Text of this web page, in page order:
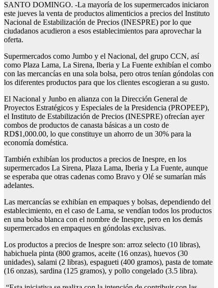
SANTO DOMINGO. -La mayoría de los supermercados iniciaron
este jueves la venta de productos alimenticios a precios del Instituto
Nacional de Estabilización de Precios (INESPRE) por lo que
ciudadanos acudieron a esos establecimientos para aprovechar la
oferta.
Supermercados como Jumbo y el Nacional, del grupo CCN, así
como Plaza Lama, La Sirena, Iberia y La Fuente exhibían el combo
con las mercancías en una sola bolsa, pero otros tenían góndolas con
los diferentes productos para que los clientes escogieran a su gusto.
El Nacional y Junbo en alianza con la Dirección General de
Proyectos Estratégicos y Especiales de la Presidencia (PROPEEP),
el Instituto de Estabilización de Precios (INESPRE) ofrecían ayer
combos de productos de canasta básicas a un costo de
RD$1,000.00, lo que constituye un ahorro de un 30% para la
economía doméstica.
También exhibían los productos a precios de Inespre, en los
supermercados La Sirena, Plaza Lama, Iberia y La Fuente, aunque
se esperaba que otras cadenas como Bravo y Olé se sumarían más
adelantes.
Las mercancías se exhibían en empaques y bolsas, dependiendo del
establecimiento, en el caso de Lama, se vendían todos los productos
en una bolsa blanca con el nombre de Inespre, pero en los demás
supermercados en empaques en góndolas exclusivas.
Los productos a precios de Inespre son: arroz selecto (10 libras),
habichuela pinta (800 gramos, aceite (16 onzas), huevos (30
unidades), salami (2 libras), espagueti (400 gramos), pasta de tomate
(16 onzas), sardina (125 gramos), y pollo congelado (3.5 libra).